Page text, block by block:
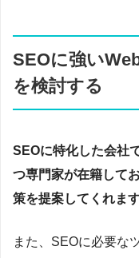
SEOに強い
を検討する
SEOに特化した会社
つ専門家が在籍して
策を提案してくれます
また、SEOに必要な